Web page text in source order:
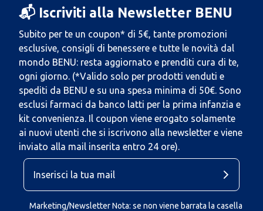
📬 Iscriviti alla Newsletter BENU
Subito per te un coupon* di 5€, tante promozioni
esclusive, consigli di benessere e tutte le novità dal
mondo BENU: resta aggiornato e prenditi cura di te,
ogni giorno. (*Valido solo per prodotti venduti e
spediti da BENU e su una spesa minima di 50€. Sono
esclusi farmaci da banco latti per la prima infanzia e
kit convenienza. Il coupon viene erogato solamente
ai nuovi utenti che si iscrivono alla newsletter e viene
inviato alla mail inserita entro 24 ore).
Marketing/Newsletter Nota: se non viene barrata la casella